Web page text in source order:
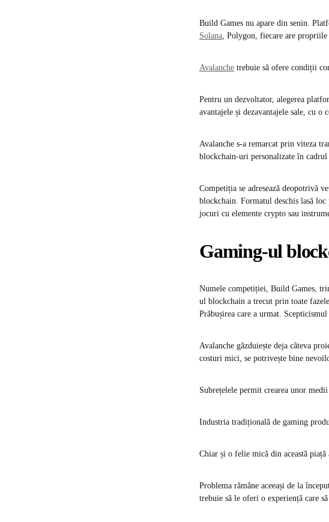
Build Games nu apare din senin.
Solana, Polygon, fiecare are propriile
Avalanche trebuie să ofere condiții
Pentru un dezvoltator, alegerea
avantajele și dezavantajele sale, cu
Avalanche s-a remarcat prin viteza
blockchain-uri personalizate în
Competiția se adresează deopotrivă
blockchain. Formatul deschis lasă
jocuri cu elemente crypto sau
Gaming-ul
Numele competiției, Build Games,
ul blockchain a trecut prin toate
Prăbușirea care a urmat.
Avalanche găzduiește deja câteva
costuri mici, se potrivește bine
Subrețelele permit crearea unor
Industria tradițională de gaming
Chiar și o felie mică din această
Problema rămâne aceeași de la
trebuie să le oferi o experiență care